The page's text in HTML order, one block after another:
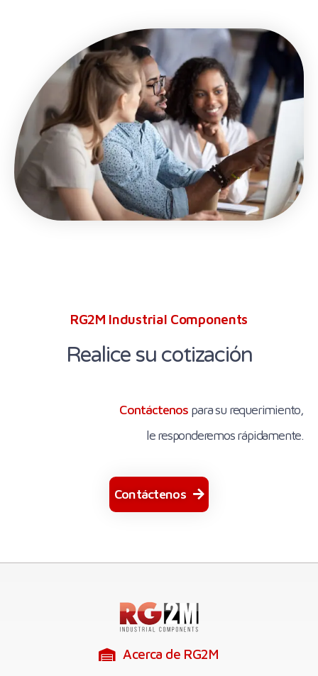
RG2M Industrial Components
Realice su cotización
Contáctenos para su requerimiento,
le responderemos rápidamente.
Contáctenos
Acerca de RG2M